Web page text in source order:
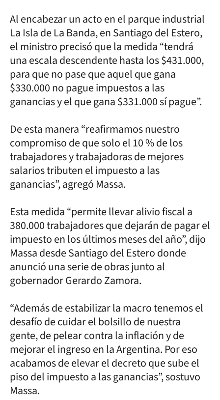
Al encabezar un acto en el parque industrial
La Isla de La Banda, en Santiago del Estero,
el ministro precisó que la medida “tendrá
una escala descendente hasta los $431.000,
para que no pase que aquel que gana
$330.000 no pague impuestos a las
ganancias y el que gana $331.000 sí pague”.
De esta manera “reafirmamos nuestro
compromiso de que solo el 10 % de los
trabajadores y trabajadoras de mejores
salarios tributen el impuesto a las
ganancias”, agregó Massa.
Esta medida “permite llevar alivio fiscal a
380.000 trabajadores que dejarán de pagar el
impuesto en los últimos meses del año”, dijo
Massa desde Santiago del Estero donde
anunció una serie de obras junto al
gobernador Gerardo Zamora.
“Además de estabilizar la macro tenemos el
desafío de cuidar el bolsillo de nuestra
gente, de pelear contra la inflación y de
mejorar el ingreso en la Argentina. Por eso
acabamos de elevar el decreto que sube el
piso del impuesto a las ganancias”, sostuvo
Massa.